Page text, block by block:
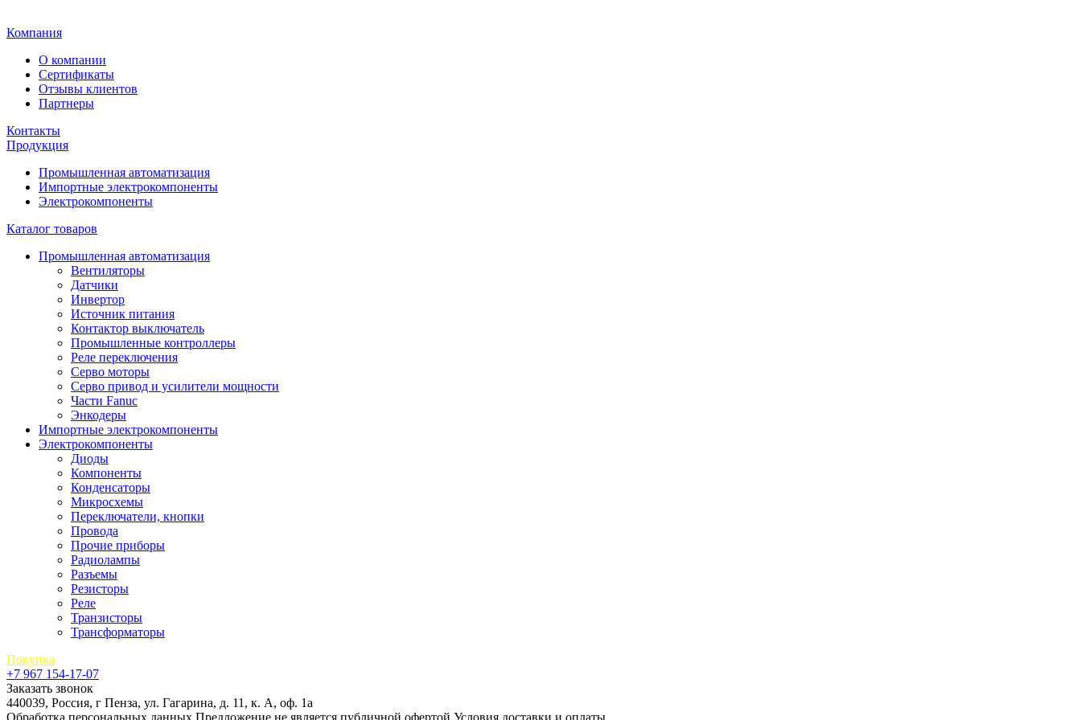
Компания
О компании
Сертификаты
Отзывы клиентов
Партнеры
Контакты
Продукция
Промышленная автоматизация
Импортные электрокомпоненты
Электрокомпоненты
Каталог товаров
Промышленная автоматизация
Вентиляторы
Датчики
Инвертор
Источник питания
Контактор выключатель
Промышленные контроллеры
Реле переключения
Серво моторы
Серво привод и усилители мощности
Части Fanuc
Энкодеры
Импортные электрокомпоненты
Электрокомпоненты
Диоды
Компоненты
Конденсаторы
Микросхемы
Переключатели, кнопки
Провода
Прочие приборы
Радиолампы
Разъемы
Резисторы
Реле
Транзисторы
Трансформаторы
Покупка
+7 967 154-17-07
Заказать звонок
440039, Россия, г Пенза, ул. Гагарина, д. 11, к. А, оф. 1а
Обработка персональных данных Предложение не является публичной офертой Условия доставки и оплаты